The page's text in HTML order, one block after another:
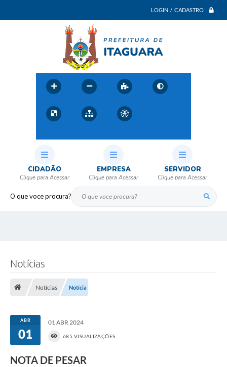
LOGIN / CADASTRO
O que voce procura?
CIDADÃO EMPRESA SERVIDOR
Notícias
Notícias Notícia
ABR
01
01 ABR 2024
685 VISUALIZAÇÕES
NOTA DE PESAR